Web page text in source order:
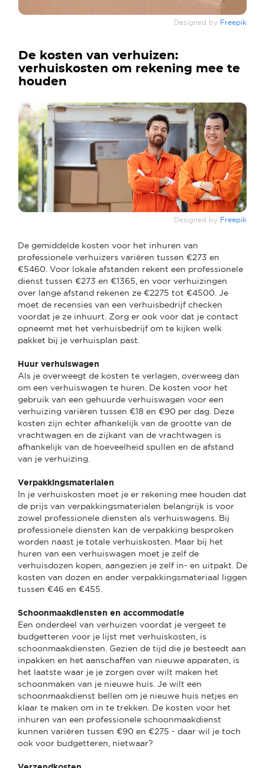
Designed by Freepik
De kosten van verhuizen:
verhuiskosten om rekening mee te
houden
Designed by Freepik
De gemiddelde kosten voor het inhuren van
professionele verhuizers variëren tussen €273 en
€5460. Voor lokale afstanden rekent een professionele
dienst tussen €273 en €1365, en voor verhuizingen
over lange afstand rekenen ze €2275 tot €4500. Je
moet de recensies van een verhuisbedrijf checken
voordat je ze inhuurt. Zorg er ook voor dat je contact
opneemt met het verhuisbedrijf om te kijken welk
pakket bij je verhuisplan past.
Huur verhuiswagen
Als je overweegt de kosten te verlagen, overweeg dan
om een verhuiswagen te huren. De kosten voor het
gebruik van een gehuurde verhuiswagen voor een
verhuizing variëren tussen €18 en €90 per dag. Deze
kosten zijn echter afhankelijk van de grootte van de
vrachtwagen en de zijkant van de vrachtwagen is
afhankelijk van de hoeveelheid spullen en de afstand
van je verhuizing.
Verpakkingsmaterialen
In je verhuiskosten moet je er rekening mee houden dat
de prijs van verpakkingsmaterialen belangrijk is voor
zowel professionele diensten als verhuiswagens. Bij
professionele diensten kan de verpakking besproken
worden naast je totale verhuiskosten. Maar bij het
huren van een verhuiswagen moet je zelf de
verhuisdozen kopen, aangezien je zelf in- en uitpakt. De
kosten van dozen en ander verpakkingsmateriaal liggen
tussen €46 en €455.
Schoonmaakdiensten en accommodatie
Een onderdeel van verhuizen voordat je vergeet te
budgetteren voor je lijst met verhuiskosten, is
schoonmaakdiensten. Gezien de tijd die je besteedt aan
inpakken en het aanschaffen van nieuwe apparaten, is
het laatste waar je je zorgen over wilt maken het
schoonmaken van je nieuwe huis. Je wilt een
schoonmaakdienst bellen om je nieuwe huis netjes en
klaar te maken om in te trekken. De kosten voor het
inhuren van een professionele schoonmaakdienst
kunnen variëren tussen €90 en €275 - daar wil je toch
ook voor budgetteren, nietwaar?